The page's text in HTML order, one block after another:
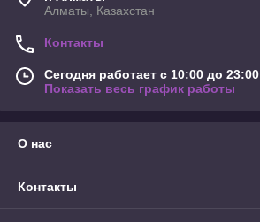
Алматы, Казахстан
Контакты
Сегодня работает с 10:00 до 23:00
Показать весь график работы
О нас
Контакты